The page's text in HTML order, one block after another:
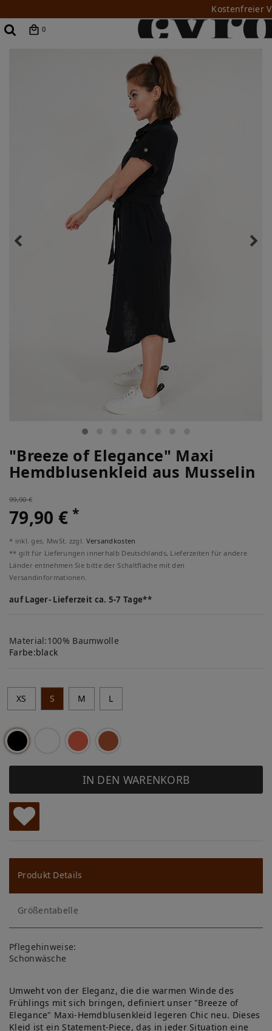
Kostenfreier
0
"Breeze of Elegance" Maxi
Hemdblusenkleid aus Musselin
99,90 €
79,90 €*
* inkl. ges. MwSt. zzgl. Versandkosten
** gilt für Lieferungen innerhalb Deutschlands, Lieferzeiten für andere
Länder entnehmen Sie bitte der Schaltfläche mit den
Versandinformationen.
auf Lager- Lieferzeit ca. 5-7 Tage**
Material:100% Baumwolle
Farbe:black
XS S M L
IN DEN WARENKORB
W
u
ns
ch
lis
te
Produkt Details
Größentabelle
Pflegehinweise:
Schonwäsche
Umweht von der Eleganz, die die warmen Winde des
Frühlings mit sich bringen, definiert unser "Breeze of
Elegance" Maxi-Hemdblusenkleid legeren Chic neu. Dieses
Kleid ist ein Statement-Piece, das in jeder Situation eine